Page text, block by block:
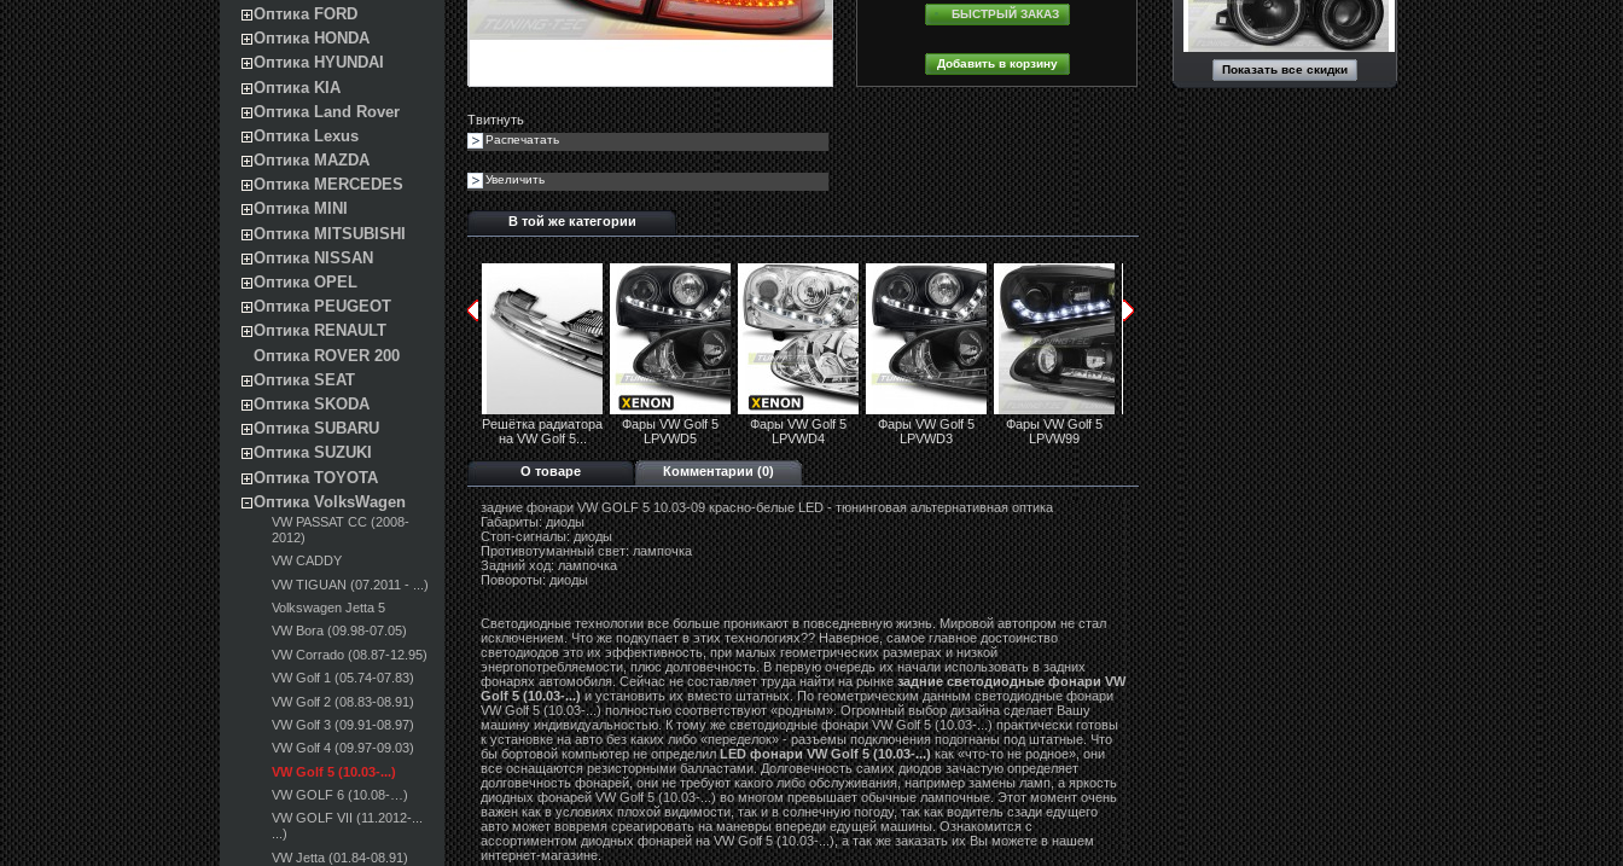
Оптика FORD
Оптика HONDA
Оптика HYUNDAI
Оптика KIA
Оптика Land Rover
Оптика Lexus
Оптика MAZDA
Оптика MERCEDES
Оптика MINI
Оптика MITSUBISHI
Оптика NISSAN
Оптика OPEL
Оптика PEUGEOT
Оптика RENAULT
Оптика ROVER 200
Оптика SEAT
Оптика SKODA
Оптика SUBARU
Оптика SUZUKI
Оптика TOYOTA
Оптика VolksWagen
VW PASSAT CC (2008-
2012)
VW CADDY
VW TIGUAN (07.2011 - ...)
Volkswagen Jetta 5
VW Bora (09.98-07.05)
VW Corrado (08.87-12.95)
VW Golf 1 (05.74-07.83)
VW Golf 2 (08.83-08.91)
VW Golf 3 (09.91-08.97)
VW Golf 4 (09.97-09.03)
VW Golf 5 (10.03-...)
VW GOLF 6 (10.08-…)
VW GOLF VII (11.2012-...
...)
VW Jetta (01.84-08.91)
Твитнуть
Распечатать
Увеличить
БЫСТРЫЙ ЗАКАЗ
В той же категории
Решётка радиатора
на VW Golf 5...
Фары VW Golf 5
LPVWD5
Фары VW Golf 5
LPVWD4
Фары VW Golf 5
LPVWD3
Фары VW Golf 5
LPVW99
Фары VolksWagen
Golf 5 LPVW98
Фары VW Golf 5
LPVW20 GTI
BLACK
Задние фонари
VOLKSWAGEN
GOLF 5...
Задние фонари
VOLKSWAGEN
GOLF 5...
О товаре
Комментарии (0)
задние фонари VW GOLF 5 10.03-09 красно-белые LED - тюнинговая альтернативная оптика
Габариты: диоды
Стоп-сигналы: диоды
Противотуманный свет: лампочка
Задний ход: лампочка
Повороты: диоды
Светодиодные технологии все больше проникают в повседневную жизнь. Мировой автопром не стал
исключением. Что же подкупает в этих технологиях?? Наверное, самое главное достоинство
светодиодов это их эффективность, при малых геометрических размерах и низкой
энергопотребляемости, плюс долговечность. В первую очередь их начали использовать в задних
фонарях автомобиля. Сейчас не составляет труда найти на рынкезадние светодиодные фонари VW
Golf 5 (10.03-...)и установить их вместо штатных. По геометрическим данным светодиодные фонари
VW Golf 5 (10.03-...) полностью соответствуют «родным». Огромный выбор дизайна сделает Вашу
машину индивидуальностью. К тому же светодиодные фонари VW Golf 5 (10.03-...) практически готовы
к установке на авто без каких либо «переделок» - разъемы подключения подогнаны под штатные. Что
бы бортовой компьютер не определилLED фонари VW Golf 5 (10.03-...)как «что-то не родное», они
все оснащаются резисторными балластами. Долговечность самих диодов зачастую определяет
долговечность фонарей, они не требуют какого либо обслуживания, например замены ламп, а яркость
диодных фонарей VW Golf 5 (10.03-...) во многом превышает обычные лампочные. Этот момент очень
важен как в условиях плохой видимости, так и в солнечную погоду, так как водитель сзади едущего
авто может вовремя среагировать на маневры впереди едущей машины. Ознакомится с
ассортиментом диодных фонарей на VW Golf 5 (10.03-...), а так же заказать их Вы можете в нашем
интернет-магазине.
Показать все скидки